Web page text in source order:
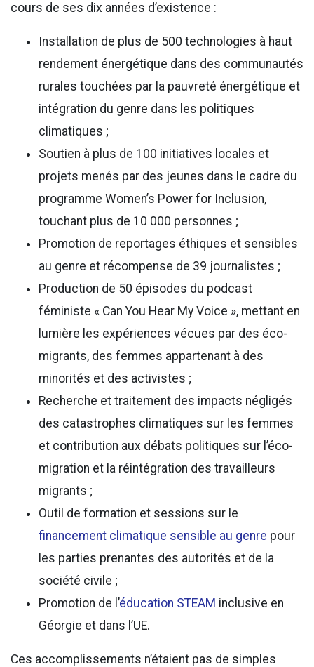
cours de ses dix années d’existence :
Installation de plus de 500 technologies à haut
rendement énergétique dans des communautés
rurales touchées par la pauvreté énergétique et
intégration du genre dans les politiques
climatiques ;
Soutien à plus de 100 initiatives locales et
projets menés par des jeunes dans le cadre du
programme Women’s Power for Inclusion,
touchant plus de 10 000 personnes ;
Promotion de reportages éthiques et sensibles
au genre et récompense de 39 journalistes ;
Production de 50 épisodes du podcast
féministe « Can You Hear My Voice », mettant en
lumière les expériences vécues par des éco-
migrants, des femmes appartenant à des
minorités et des activistes ;
Recherche et traitement des impacts négligés
des catastrophes climatiques sur les femmes
et contribution aux débats politiques sur l’éco-
migration et la réintégration des travailleurs
migrants ;
Outil de formation et sessions sur le
financement climatique sensible au genre pour
les parties prenantes des autorités et de la
société civile ;
Promotion de l’éducation STEAM inclusive en
Géorgie et dans l’UE.
Ces accomplissements n’étaient pas de simples